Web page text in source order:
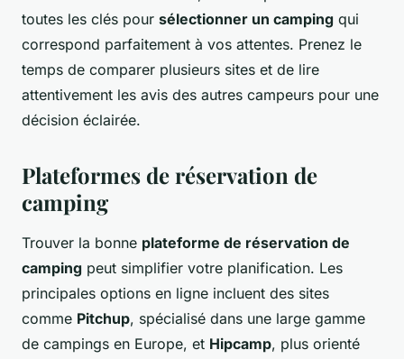
toutes les clés pour sélectionner un camping qui
correspond parfaitement à vos attentes. Prenez le
temps de comparer plusieurs sites et de lire
attentivement les avis des autres campeurs pour une
décision éclairée.
Plateformes de réservation de
camping
Trouver la bonne plateforme de réservation de
camping peut simplifier votre planification. Les
principales options en ligne incluent des sites
comme Pitchup, spécialisé dans une large gamme
de campings en Europe, et Hipcamp, plus orienté